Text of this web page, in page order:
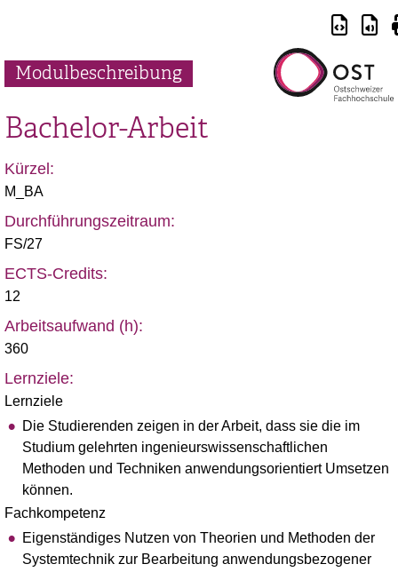
Modulbeschreibung
Bachelor-Arbeit
Kürzel:
M_BA
Durchführungszeitraum:
FS/27
ECTS-Credits:
12
Arbeitsaufwand (h):
360
Lernziele:
Lernziele
Die Studierenden zeigen in der Arbeit, dass sie die im
Studium gelehrten ingenieurswissenschaftlichen
Methoden und Techniken anwendungsorientiert Umsetzen
können.
Fachkompetenz
Eigenständiges Nutzen von Theorien und Methoden der
Systemtechnik zur Bearbeitung anwendungsbezogener